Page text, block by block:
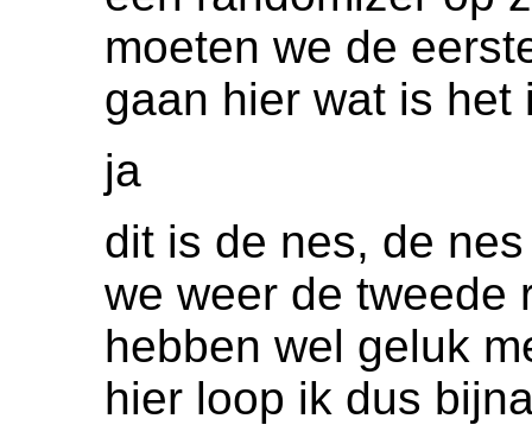
moeten we de
gaan hier wat is het
ja
dit is de nes, de
we weer de tweede
hebben wel geluk
hier loop ik dus